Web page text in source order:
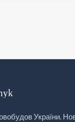
України.